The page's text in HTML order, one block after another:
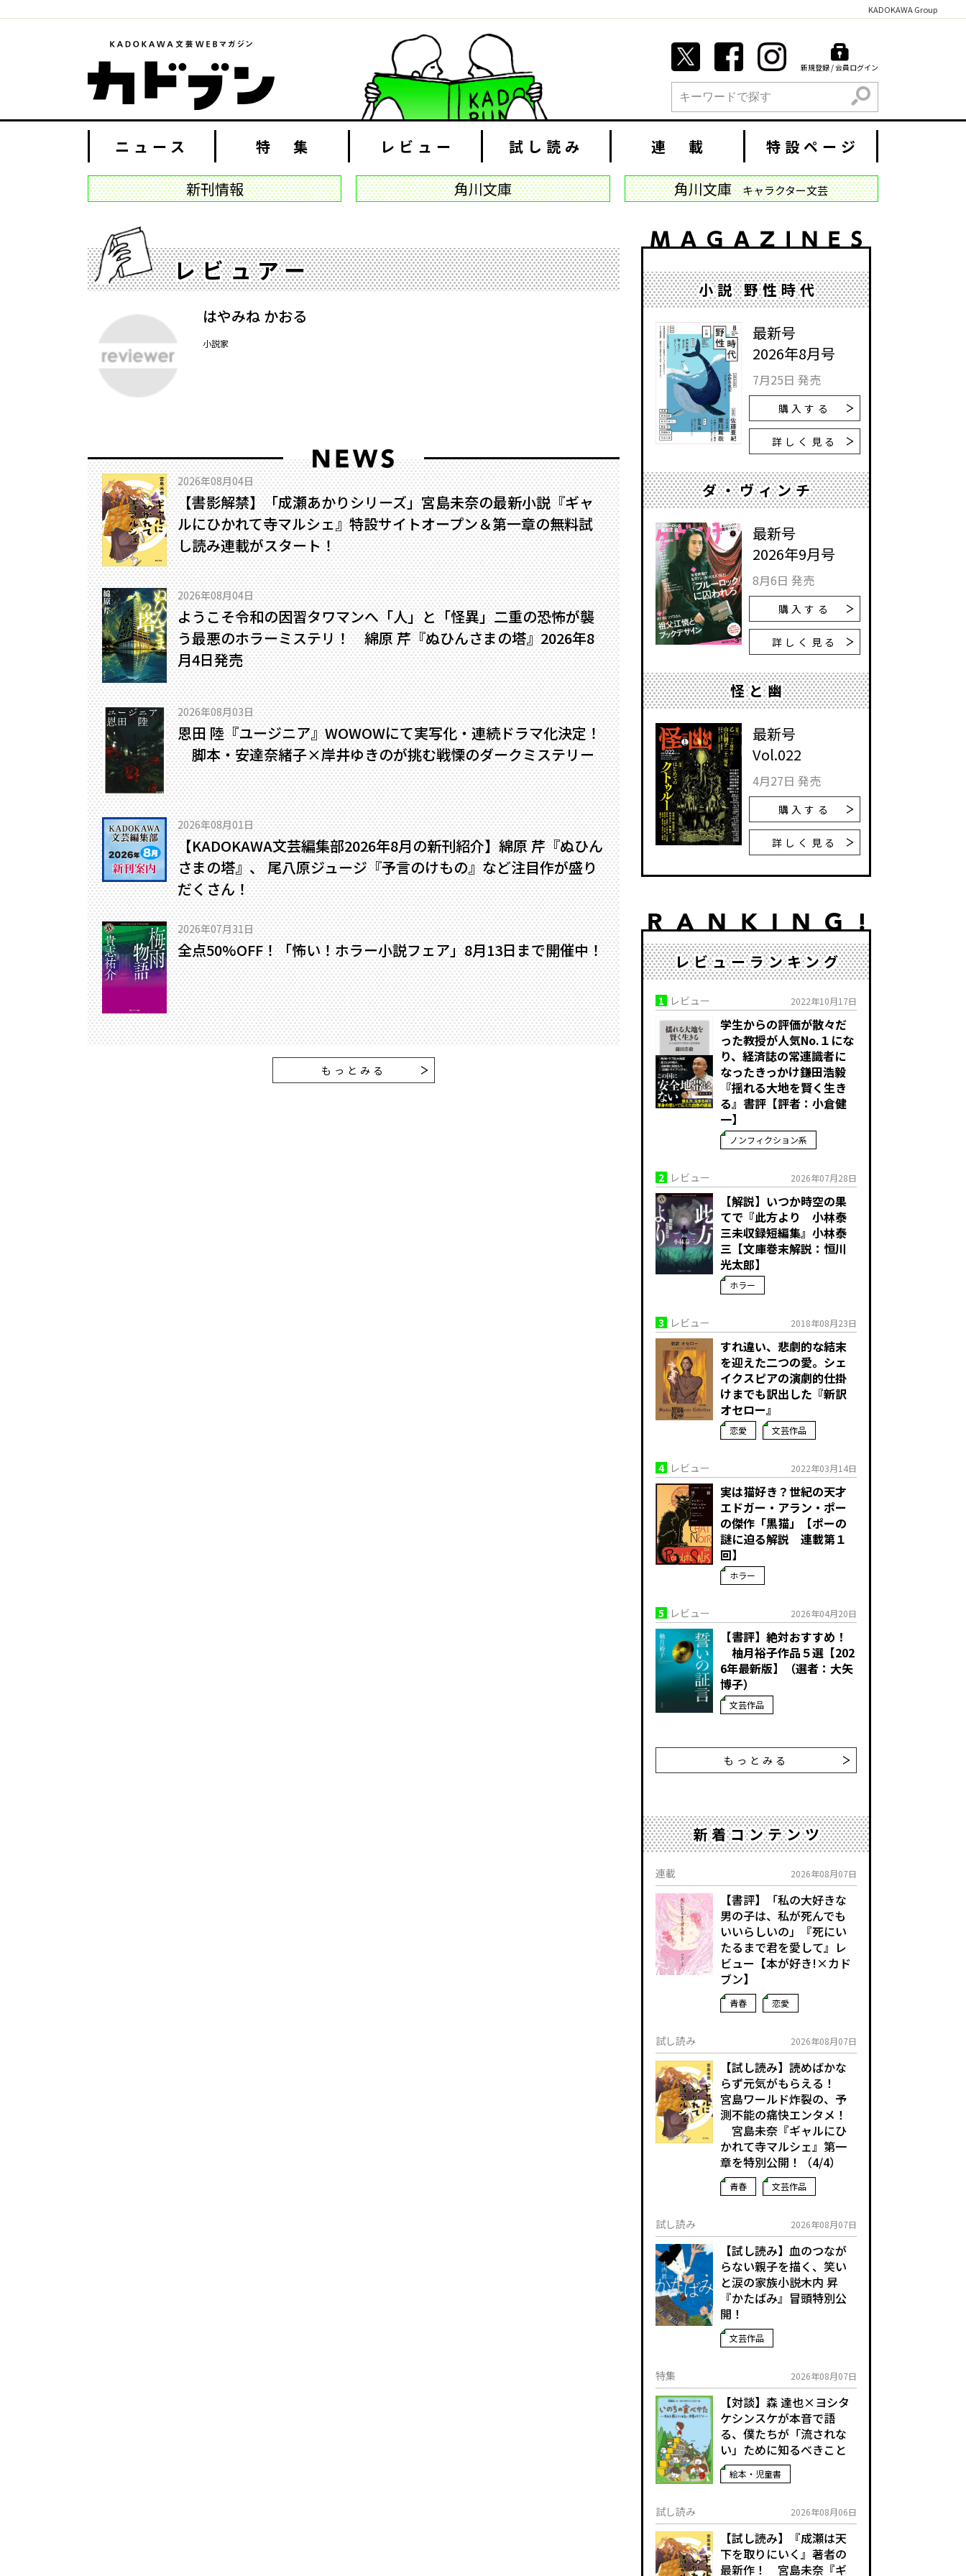
KADOKAWA Group
新規登録 / 会員ログイン
検索
ニュース 特 集 レビュー 試し読み 連 載 特設ページ
新刊情報 角川文庫 角川文庫 キャラクター文芸
レビュアー
はやみね かおる
小説家
2026年08月04日
【書影解禁】「成瀬あかりシリーズ」宮島未奈の最新小説『ギャ
ルにひかれて寺マルシェ』特設サイトオープン＆第一章の無料試
し読み連載がスタート！
2026年08月04日
ようこそ令和の因習タワマンへ――「人」と「怪異」二重の恐怖が襲
う最悪のホラーミステリ！ 綿原 芹『ぬひんさまの塔』2026年8
月4日発売
2026年08月03日
恩田 陸『ユージニア』WOWOWにて実写化・連続ドラマ化決定！
脚本・安達奈緒子×岸井ゆきのが挑む戦慄のダークミステリー
2026年08月01日
【KADOKAWA文芸編集部2026年8月の新刊紹介】綿原 芹『ぬひん
さまの塔』、 尾八原ジュージ『予言のけもの』など注目作が盛り
だくさん！
2026年07月31日
全点50%OFF！「怖い！ホラー小説フェア」8月13日まで開催中！
もっとみる
小説 野性時代
最新号
2026年8月号
7月25日 発売
購入する
詳しく見る
ダ・ヴィンチ
最新号
2026年9月号
8月6日 発売
購入する
詳しく見る
怪と幽
最新号
Vol.022
4月27日 発売
購入する
詳しく見る
レビューランキング
1 レビュー 2022年10月17日
学生からの評価が散々だ
った教授が人気No.１にな
り、経済誌の常連識者に
なったきっかけ――鎌田浩毅
『揺れる大地を賢く生き
る』書評【評者：小倉健
一】
ノンフィクション系
2 レビュー 2026年07月28日
【解説】いつか時空の果
てで――『此方より 小林泰
三未収録短編集』小林泰
三【文庫巻末解説：恒川
光太郎】
ホラー
3 レビュー 2018年08月23日
すれ違い、悲劇的な結末
を迎えた二つの愛。シェ
イクスピアの演劇的仕掛
けまでも訳出した『新訳
オセロー』
恋愛 文芸作品
4 レビュー 2022年03月14日
実は猫好き？世紀の天才
エドガー・アラン・ポー
の傑作「黒猫」【ポーの
謎に迫る解説 連載第１
回】
ホラー
5 レビュー 2026年04月20日
【書評】絶対おすすめ！
柚月裕子作品５選【202
6年最新版】（選者：大矢
博子）
文芸作品
もっとみる
新着コンテンツ
連載 2026年08月07日
【書評】「私の大好きな
男の子は、私が死んでも
いいらしいの」――『死にい
たるまで君を愛して』レ
ビュー【本が好き!×カド
ブン】
青春 恋愛
試し読み 2026年08月07日
【試し読み】読めばかな
らず元気がもらえる！
宮島ワールド炸裂の、予
測不能の痛快エンタメ！
宮島未奈『ギャルにひ
かれて寺マルシェ』第一
章を特別公開！（4/4）
青春 文芸作品
試し読み 2026年08月07日
【試し読み】血のつなが
らない親子を描く、笑い
と涙の家族小説――木内 昇
『かたばみ』冒頭特別公
開！
文芸作品
特集 2026年08月07日
【対談】森 達也×ヨシタ
ケシンスケが本音で語
る、僕たちが「流されな
い」ために知るべきこと
絵本・児童書
試し読み 2026年08月06日
【試し読み】『成瀬は天
下を取りにいく』著者の
最新作！ 宮島未奈『ギ